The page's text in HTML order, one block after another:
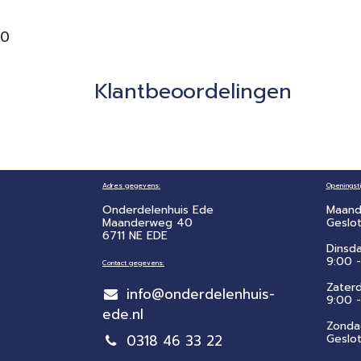
0
Klantbeoordelingen
Adres gegevens:
Onderdelenhuis Ede
Maanderweg 40
6711 NE EDE
Contact gegevens:
info@onderdelenhuis-
ede.nl
0318 46 33 22
9:00
​9:00